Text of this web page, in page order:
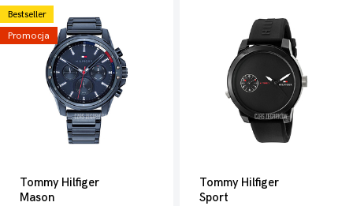
Bestseller
Promocja
Tommy Hilfiger
Mason
Tommy Hilfiger
Sport